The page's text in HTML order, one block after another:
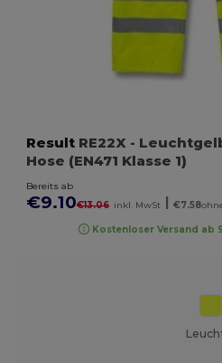
Result RE22X -
Hose (EN471 Klasse 1)
Bereits ab
€9.10€13.06 inkl. MwSt | €7.58
Kostenloser Versand ab